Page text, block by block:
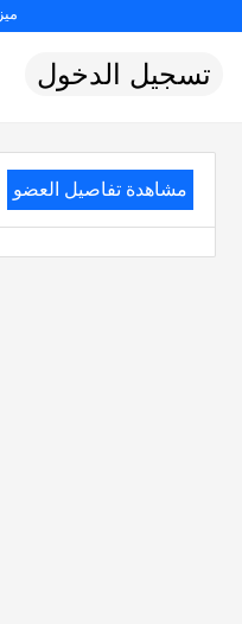
تسجيل الدخول
مشاهدة تفاصيل العضو